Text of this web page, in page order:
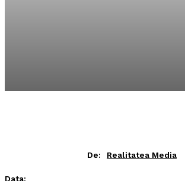
De: Realitatea Media
Data: